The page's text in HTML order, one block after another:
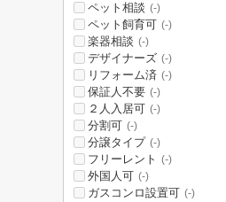
ペット相談 (-)
ペット飼育可 (-)
楽器相談 (-)
デザイナーズ (-)
リフォーム済 (-)
保証人不要 (-)
２人入居可 (-)
分割可 (-)
分譲タイプ (-)
フリーレント (-)
外国人可 (-)
ガスコンロ設置可 (-)